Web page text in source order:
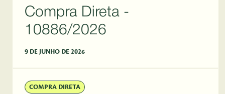
Compra Direta -
10886/2026
9 DE JUNHO DE 2026
COMPRA DIRETA